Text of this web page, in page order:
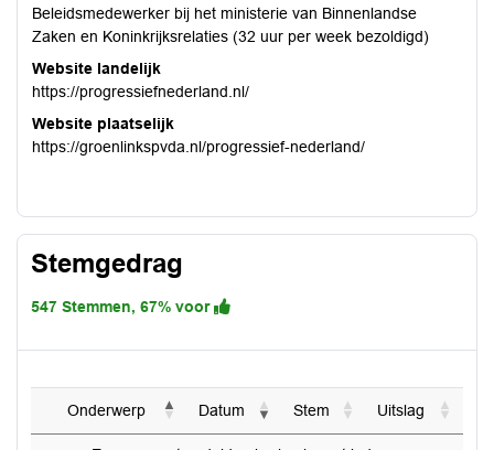
Beleidsmedewerker bij het ministerie van Binnenlandse
Zaken en Koninkrijksrelaties (32 uur per week bezoldigd)
Website landelijk
https://progressiefnederland.nl/
Website plaatselijk
https://groenlinkspvda.nl/progressief-nederland/
Stemgedrag
547 Stemmen, 67% voor
Onderwerp Datum Stem Uitslag